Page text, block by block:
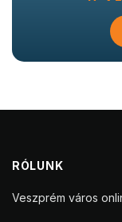
RÓLUNK
Veszprém város